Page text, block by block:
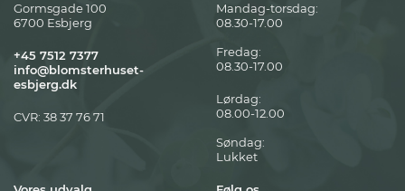
Gormsgade 100
6700 Esbjerg
+45 7512 7377
info@blomsterhuset-
esbjerg.dk
CVR: 38 37 76 71
Mandag-torsdag:
08.30-17.00
Fredag:
08.30-17.00
Lørdag:
08.00-12.00
Søndag:
Lukket